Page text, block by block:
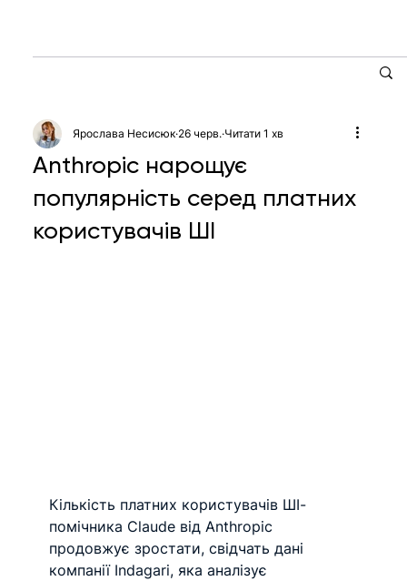
Anthropic нарощує
популярність серед платних
користувачів ШІ
Ярослава Несисюк 26 черв. Читати 1 хв
Кількість платних користувачів ШІ-
помічника Claude від Anthropic
продовжує зростати, свідчать дані
компанії Indagari, яка аналізує